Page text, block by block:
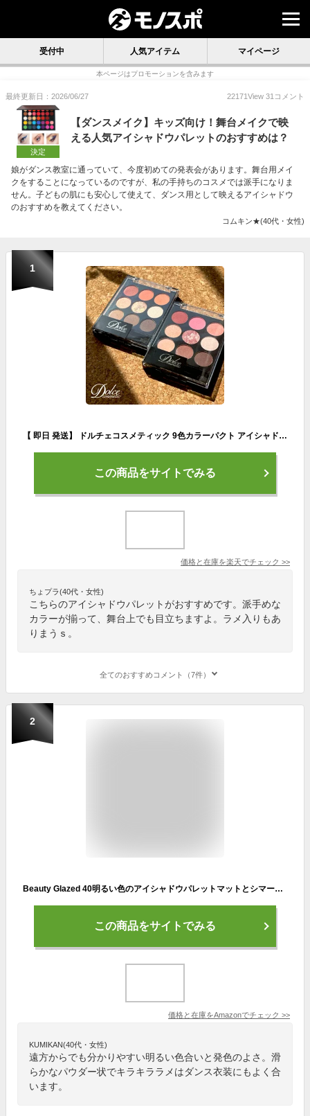
受付中 人気アイテム マイページ
本ページはプロモーションを含みます
最終更新日：2026/06/27 22171View 31 コメント
決定
【ダンスメイク】キッズ向け！舞台メイクで映
える人気アイシャドウパレットのおすすめは？
娘がダンス教室に通っていて、今度初めての発表会があります。舞台用メイ
クをすることになっているのですが、私の手持ちのコスメでは派手になりま
せん。子どもの肌にも安心して使えて、ダンス用として映えるアイシャドウ
のおすすめを教えてください。
コムキン★(40代・女性)
1
【 即日 発送】 ドルチェコスメティック 9色カラーパクト アイシャドウ パレット メイクアップパレット シェーディング チーク コスプレメイク 舞台メイク マット ラメ パール ハロウィン 送料無料 安い 激安 プチプラ
この商品をサイトでみる
価格と在庫を楽天でチェック >>
ちょプラ(40代・女性)
こちらのアイシャドウパレットがおすすめです。派手めな
カラーが揃って、舞台上でも目立ちますよ。ラメ入りもあ
りまうｓ。
全てのおすすめコメント（7件）
2
Beauty Glazed 40明るい色のアイシャドウパレットマットとシマーブレンドアイシャドウキラキラメタリック防水滑らかなパウダーナチュラルブリリアントアーティストアイメイクパレット (#01)
この商品をサイトでみる
価格と在庫をAmazonでチェック >>
KUMIKAN(40代・女性)
遠方からでも分かりやすい明るい色合いと発色のよさ。滑
らかなパウダー状でキラキララメはダンス衣装にもよく合
います。